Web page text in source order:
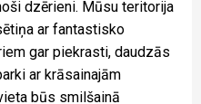
dzērieni. Mūsu teritorija
ar fantastisko
gar piekrasti, daudzās
ar krāsainajām
būs smilšainā